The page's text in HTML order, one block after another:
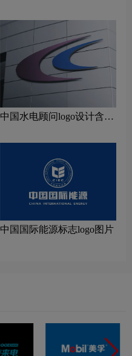
中国水电顾问logo设计含义
中国国际能源标志logo图片